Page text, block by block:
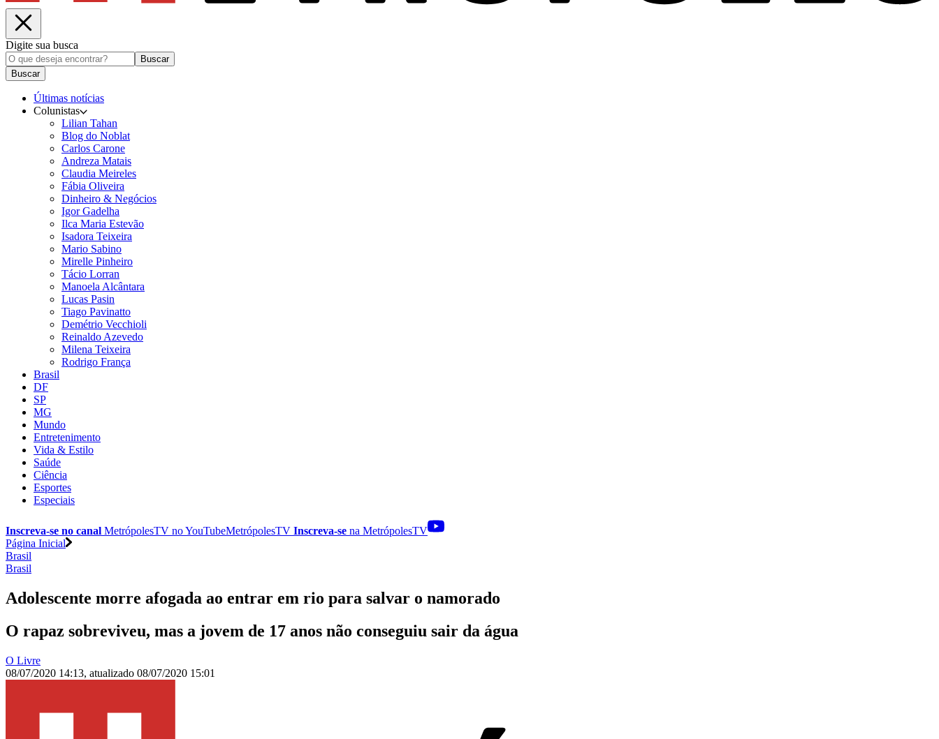
Digite sua busca
Buscar
Buscar
Últimas notícias
Colunistas
Lilian Tahan
Blog do Noblat
Carlos Carone
Andreza Matais
Claudia Meireles
Fábia Oliveira
Dinheiro & Negócios
Igor Gadelha
Ilca Maria Estevão
Isadora Teixeira
Mario Sabino
Mirelle Pinheiro
Tácio Lorran
Manoela Alcântara
Lucas Pasin
Tiago Pavinatto
Demétrio Vecchioli
Reinaldo Azevedo
Milena Teixeira
Rodrigo França
Brasil
DF
SP
MG
Mundo
Entretenimento
Vida & Estilo
Saúde
Ciência
Esportes
Especiais
Inscreva-se no canal MetrópolesTV noYouTubeMetrópolesTV Inscreva-se na MetrópolesTV
Página Inicial
Brasil
Brasil
Adolescente morre afogada ao entrar em rio para salvar o namorado
O rapaz sobreviveu, mas a jovem de 17 anos não conseguiu sair da água
O Livre
08/07/2020 14:13, atualizado 08/07/2020 15:01